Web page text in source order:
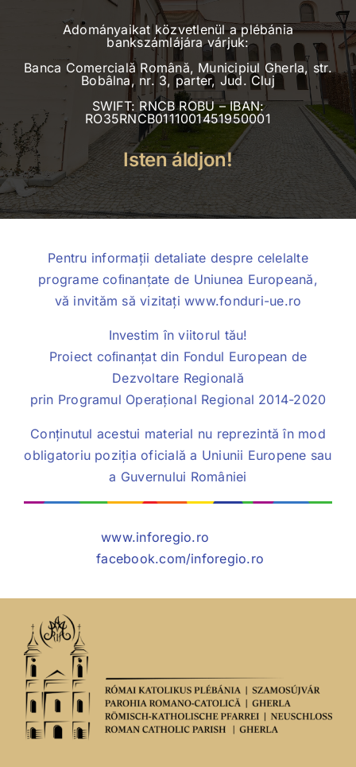
Adományaikat közvetlenül a plébánia
bankszámlájára várjuk:
Banca Comercială Română, Municipiul Gherla, str.
Bobâlna, nr. 3, parter, Jud. Cluj
SWIFT: RNCB ROBU – IBAN:
RO35RNCB0111001451950001
Isten áldjon!
Pentru informații detaliate despre celelalte
programe coﬁnanțate de Uniunea Europeană,
vă invităm să vizitațiwww.fonduri-ue.ro
Investim în viitorul tău!
Proiect coﬁnanțat din Fondul European de
Dezvoltare Regională
prin Programul Operațional Regional 2014-2020
Conținutul acestui material nu reprezintă în mod
obligatoriu poziția oficială a Uniunii Europene sau
a Guvernului României
www.inforegio.ro
facebook.com/inforegio.ro